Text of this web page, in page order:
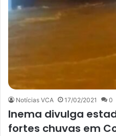
Notícias VCA 17/02/2021 0
Inema divulga
fortes chuvas em